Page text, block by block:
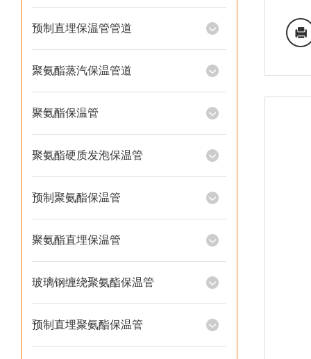
预制直埋保温管管道
聚氨酯蒸汽保温管道
聚氨酯保温管
聚氨酯硬质发泡保温管
预制聚氨酯保温管
聚氨酯直埋保温管
玻璃钢缠绕聚氨酯保温管
预制直埋聚氨酯保温管